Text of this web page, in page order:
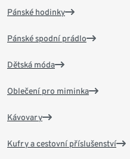
Pánské hodinky
Pánské spodní prádlo
Dětská móda
Oblečení pro miminka
Kávovary
Kufry a cestovní příslušenství